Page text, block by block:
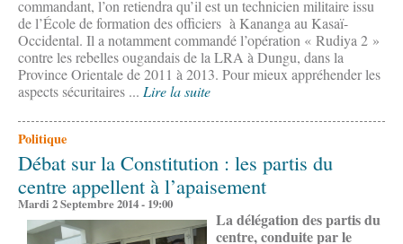
commandant, l’on retiendra qu’il est un technicien militaire issu
de l’École de formation des officiers à Kananga au Kasaï-
Occidental. Il a notamment commandé l’opération « Rudiya 2 »
contre les rebelles ougandais de la LRA à Dungu, dans la
Province Orientale de 2011 à 2013. Pour mieux appréhender les
aspects sécuritaires ... Lire la suite
Politique
Débat sur la Constitution : les partis du
centre appellent à l’apaisement
Mardi 2 Septembre 2014 - 19:00
La délégation des partis du
centre, conduite par le